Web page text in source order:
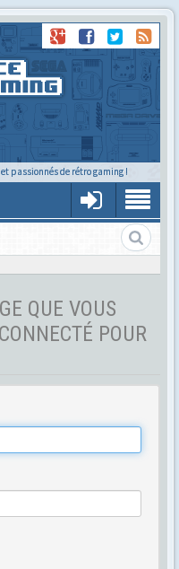
passionnés de rétro gaming !
QUE VOUS
POUR